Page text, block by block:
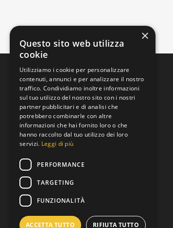
Padova, Veneto, Italia
Via Brenta
P.IVA: 05343530282
×
Questo sito web utilizza
cookie
Utilizziamo i cookie per personalizzare
contenuti, annunci e per analizzare il nostro
traffico. Condividiamo inoltre informazioni
sul tuo utilizzo del nostro sito con i nostri
partner pubblicitari e di analisi che
potrebbero combinarle con altre
informazioni che hai fornito loro o che
hanno raccolto dal tuo utilizzo dei loro
servizi. Leggi di più
PERFORMANCE
TARGETING
FUNZIONALITÀ
ACCETTA TUTTO RIFIUTA TUTTO